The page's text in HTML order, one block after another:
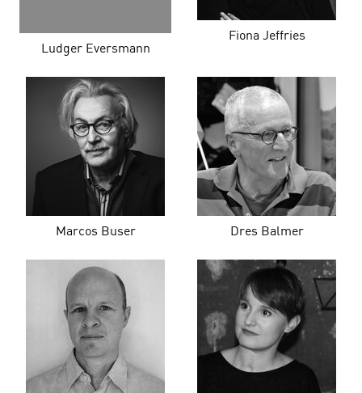
Ludger Eversmann
Fiona Jeffries
Marcos Buser Dres Balmer